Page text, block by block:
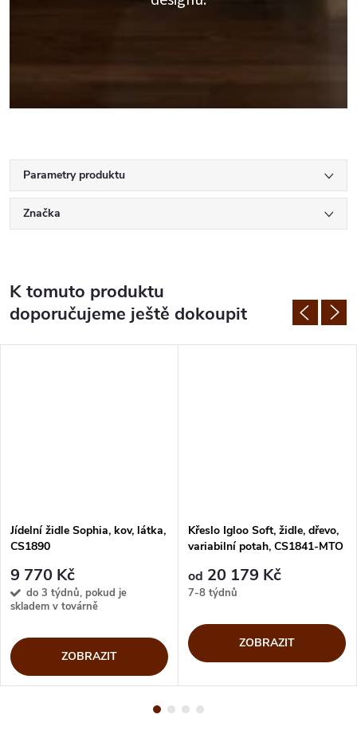
Parametry produktu
Značka
K tomuto produktu
doporučujeme ještě dokoupit
Jídelní židle Sophia, kov, látka,
CS1890
9 770 Kč
do 3 týdnů, pokud je
skladem v továrně
ZOBRAZIT
Křeslo Igloo Soft, židle, dřevo,
variabilní potah, CS1841-MTO
od 20 179 Kč
7-8 týdnů
ZOBRAZIT